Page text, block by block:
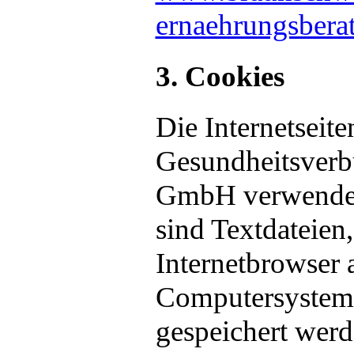
3. Cookies
Die
GmbH
sind
Internetbrowser
gespeichert